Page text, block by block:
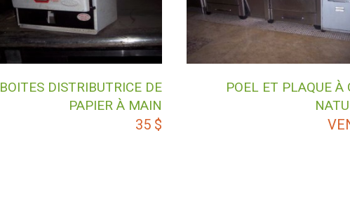
BOITES DISTRIBUTRICE DE
PAPIER À MAIN
35 $
POEL ET PLAQUE À